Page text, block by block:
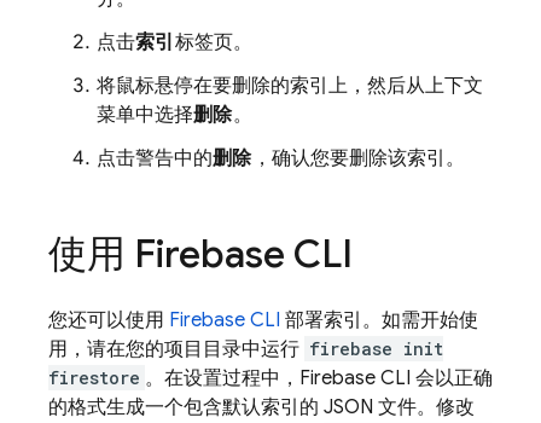
点击索引 标签页。
将鼠标悬停在要删除的索引上，然后从上下文
菜单中选择删除。
点击警告中的删除，确认您要删除该索引。
使用 Firebase CLI
您还可以使用 Firebase CLI 部署索引。如需开始使
用，请在您的项目目录中运行 firebase init
firestore 。在设置过程中，Firebase CLI 会以正确
的格式生成一个包含默认索引的 JSON 文件。修改